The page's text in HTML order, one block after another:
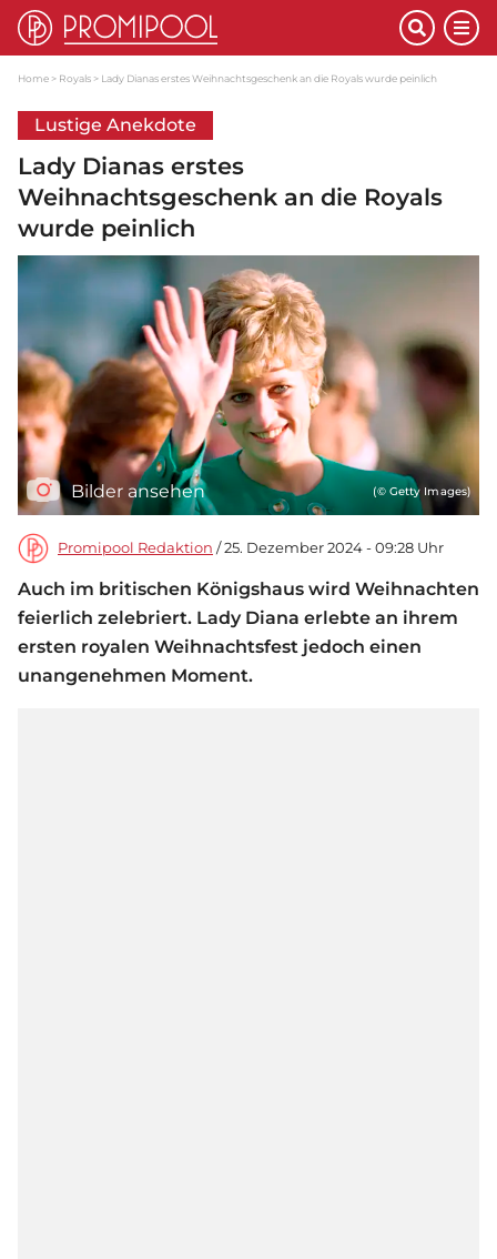
Home Royals Lady Dianas erstes Weihnachtsgeschenk an die Royals wurde peinlich
Lustige Anekdote
Lady Dianas erstes
Weihnachtsgeschenk an die Royals
wurde peinlich
Bilder ansehen (© Getty Images)
Promipool Redaktion / 25. Dezember 2024 - 09:28 Uhr
Auch im britischen Königshaus wird Weihnachten
feierlich zelebriert. Lady Diana erlebte an ihrem
ersten royalen Weihnachtsfest jedoch einen
unangenehmen Moment.